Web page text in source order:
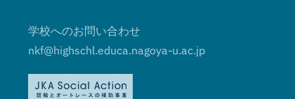
学校へのお問い合わせ
nkf@highschl.educa.nagoya-u.ac.jp